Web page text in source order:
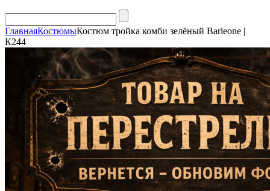
ГлавнаяКостюмыКостюм тройка комби зелёный Barleone |
К244